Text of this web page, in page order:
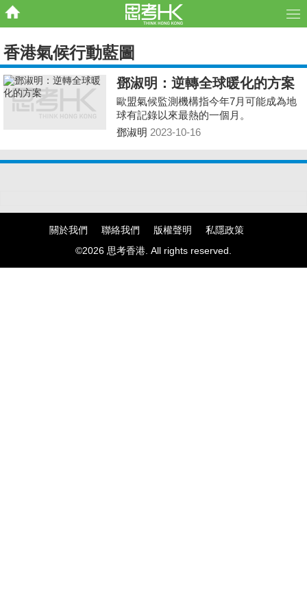
香港氣候行動藍圖
鄧淑明：逆轉全球暖化的方案
歐盟氣候監測機構指今年7月可能成為地
球有記錄以來最熱的一個月。
鄧淑明 2023-10-16
關於我們 聯絡我們 版權聲明
私隱政策
©2026 思考香港. All rights reserved.